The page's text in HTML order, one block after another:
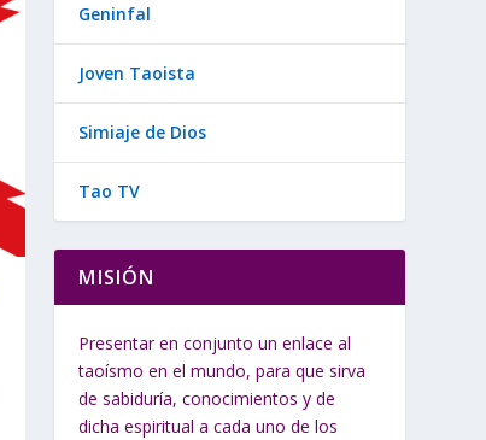
Geninfal
Joven Taoista
Simiaje de Dios
Tao TV
MISIÓN
Presentar en conjunto un enlace al
taoísmo en el mundo, para que sirva
de sabiduría, conocimientos y de
dicha espiritual a cada uno de los